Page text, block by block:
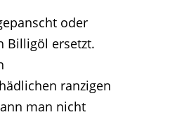
oder
Billigöl ersetzt.
ranzigen
man nicht